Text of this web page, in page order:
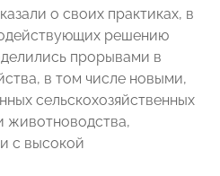
о своих практиках, в
решению
прорывами в
в том числе новыми,
сельскохозяйственных
животноводства,
с высокой